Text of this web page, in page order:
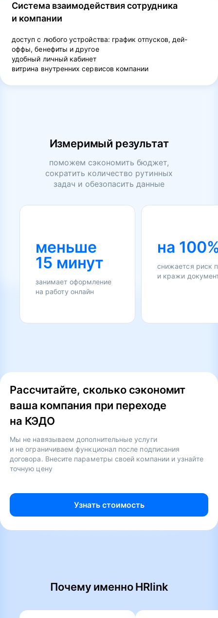
Система взаимодействия сотрудника
и компании
доступ с любого устройства: график отпусков, дей-
оффы, бенефиты и другое
удобный личный кабинет
витрина внутренних сервисов компании
Измеримый результат
поможем сэкономить бюджет,
сократить количество рутинных
задач и обезопасить данные
меньше
15 минут
занимает оформление
на работу онлайн
на
снижается риск
и кражи
Рассчитайте, сколько сэкономит
ваша компания при переходе
на КЭДО
Мы не навязываем дополнительные услуги
и не ограничиваем функционал после подписания
договора. Внесите параметры своей компании и узнайте
точную цену
Узнать стоимость
Почему именно HRlink